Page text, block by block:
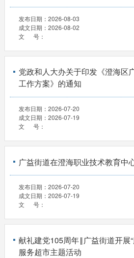
发布日期： 2026-08-03
成文日期： 2026-08-02
文 号：
党政和人大办关于印发《澄海区
工作方案》的通知
发布日期： 2026-07-20
成文日期： 2026-07-19
文 号：
广益街道在澄海职业技术教育中
发布日期： 2026-07-20
成文日期： 2026-07-19
文 号：
献礼建党105周年‖广益街道开展
服务超市主题活动